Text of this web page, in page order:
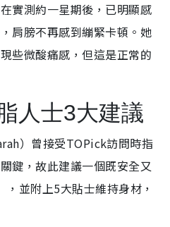
實測約一星期後，已明顯感
肩膀不再感到繃緊卡頓。她
些微酸痛感，但這是正常的
人士3大建議
）曾接受TOPick訪問時指
鍵，故此建議一個既安全又
並附上5大貼士維持身材，